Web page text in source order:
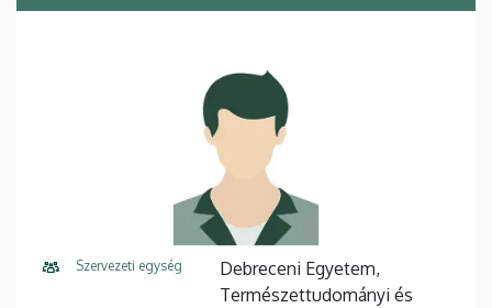
Szervezeti egység
Debreceni Egyetem,
Természettudományi és